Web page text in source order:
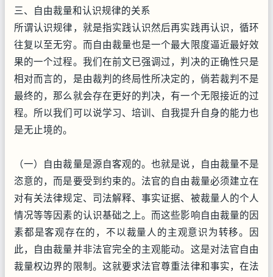
三、自由裁量和认识规律的关系
所谓认识规律，就是指实践认识然后再实践再认识，循环
往复以至无穷。而自由裁量也是一个最大限度逼近最好效
果的一个过程。我们在前文已强调过，判决的正确性只是
相对而言的，是由裁判的终局性所决定的，倘若裁判不是
最终的，那么就会存在更好的判决，有一个无限接近的过
程。所以我们可以说学习、培训、自我提升自身的能力也
是无止境的。
（一）自由裁量是源自客观的。也就是说，自由裁量不是
恣意的，而是要受到约束的。法官的自由裁量必须建立在
对有关法律规定、司法解释、事实证据、被裁量人的个人
情况等等因素的认识基础之上。而这些影响自由裁量的因
素都是客观存在的，不以裁量人的主观意识为转移。因
此，自由裁量并非法官完全的主观能动。这是对法官自由
裁量权边界的限制。这就要求法官尊重法律和事实，在法